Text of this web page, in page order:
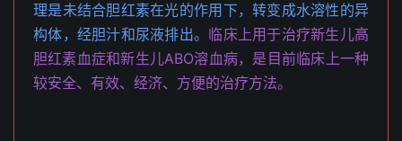
理是未结合胆红素在光的作用下，转变成水溶性的异
构体，经胆汁和尿液排出。 临床上用于治疗新生儿高
胆红素血症和新生儿ABO溶血病，是目前临床上一种
较安全、有效、经济、方便的治疗方法。